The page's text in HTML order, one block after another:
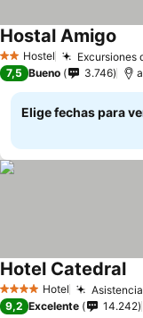
2 Estrellas
Hostel Excursiones
Hostal Amigo
7,5 Bueno 3.746
Elige fechas para
4 EstrellasHotel
Hotel Catedral
9,2 Excelente 14.242